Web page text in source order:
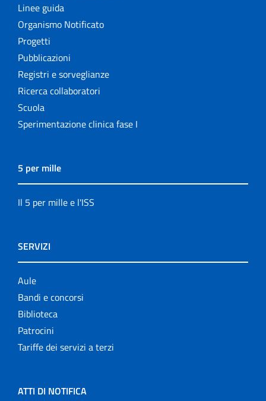
Linee guida
Organismo Notificato
Progetti
Pubblicazioni
Registri e sorveglianze
Ricerca collaboratori
Scuola
Sperimentazione clinica fase I
5 per mille
Il 5 per mille e l'ISS
SERVIZI
Aule
Bandi e concorsi
Biblioteca
Patrocini
Tariffe dei servizi a terzi
ATTI DI NOTIFICA